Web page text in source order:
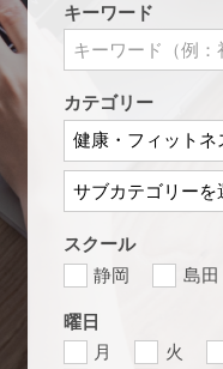
キーワード
カテゴリー
スクール
静岡
島田
曜日
月
火